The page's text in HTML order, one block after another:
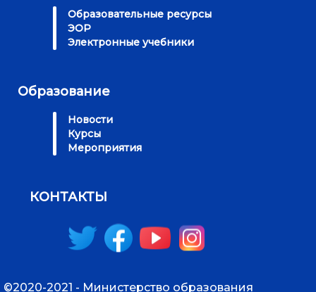
Образовательные ресурсы
ЭОР
Электронные учебники
Образование
Новости
Курсы
Мероприятия
КОНТАКТЫ
©2020-2021 - Министерство образования